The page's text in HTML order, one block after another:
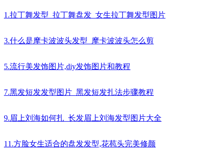
1.拉丁舞发型_拉丁舞盘发_女生拉丁舞发型图片
3.什么是摩卡波波头发型_摩卡波波头怎么剪
5.流行美发饰图片,diy发饰图片和教程
7.黑发短发发型图片_黑发短发扎法步骤教程
9.眉上刘海如何扎_长发眉上刘海发型图片大全
11.方脸女生适合的盘发发型,花苞头完美修颜